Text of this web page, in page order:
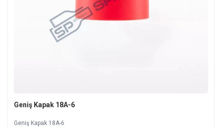
Geniş Kapak 18A-6
Geniş Kapak 18A-6